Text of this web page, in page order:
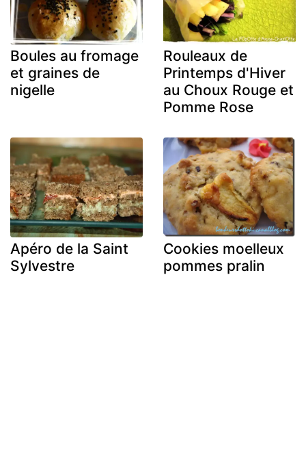
Boules au fromage
et graines de
nigelle
Rouleaux de
Printemps d'Hiver
au Choux Rouge et
Pomme Rose
Apéro de la Saint
Sylvestre
Cookies moelleux
pommes pralin